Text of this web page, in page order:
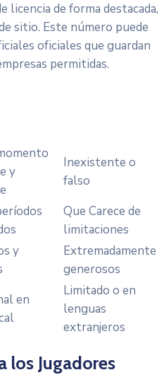
licencia de forma destacada,
sitio. Este número puede
oficiales que guardan
permitidas.
y
Inexistente o
falso
Que Carece de
limitaciones
y
Extremadamente
generosos
en
Limitado o en
lenguas
extranjeros
los Jugadores